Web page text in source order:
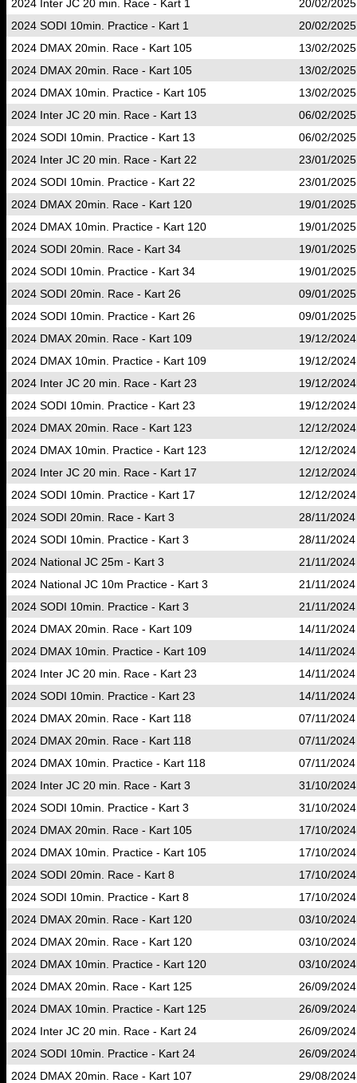
2024 Inter JC 20 min. Race - Kart 1
20/02/
2024 SODI 10min. Practice - Kart 1
20/02/
2024 DMAX 20min. Race - Kart 105
13/02/
2024 DMAX 20min. Race - Kart 105
13/02/
2024 DMAX 10min. Practice - Kart 105
13/02/
2024 Inter JC 20 min. Race - Kart 13
06/02/
2024 SODI 10min. Practice - Kart 13
06/02/
2024 Inter JC 20 min. Race - Kart 22
23/01/
2024 SODI 10min. Practice - Kart 22
23/01/
2024 DMAX 20min. Race - Kart 120
19/01/
2024 DMAX 10min. Practice - Kart 120
19/01/
2024 SODI 20min. Race - Kart 34
19/01/
2024 SODI 10min. Practice - Kart 34
19/01/
2024 SODI 20min. Race - Kart 26
09/01/
2024 SODI 10min. Practice - Kart 26
09/01/
2024 DMAX 20min. Race - Kart 109
19/12/
2024 DMAX 10min. Practice - Kart 109
19/12/
2024 Inter JC 20 min. Race - Kart 23
19/12/
2024 SODI 10min. Practice - Kart 23
19/12/
2024 DMAX 20min. Race - Kart 123
12/12/
2024 DMAX 10min. Practice - Kart 123
12/12/
2024 Inter JC 20 min. Race - Kart 17
12/12/
2024 SODI 10min. Practice - Kart 17
12/12/
2024 SODI 20min. Race - Kart 3
28/11/
2024 SODI 10min. Practice - Kart 3
28/11/
2024 National JC 25m - Kart 3
21/11/
2024 National JC 10m Practice - Kart 3
21/11/
2024 SODI 10min. Practice - Kart 3
21/11/
2024 DMAX 20min. Race - Kart 109
14/11/
2024 DMAX 10min. Practice - Kart 109
14/11/
2024 Inter JC 20 min. Race - Kart 23
14/11/
2024 SODI 10min. Practice - Kart 23
14/11/
2024 DMAX 20min. Race - Kart 118
07/11/
2024 DMAX 20min. Race - Kart 118
07/11/
2024 DMAX 10min. Practice - Kart 118
07/11/
2024 Inter JC 20 min. Race - Kart 3
31/10/
2024 SODI 10min. Practice - Kart 3
31/10/
2024 DMAX 20min. Race - Kart 105
17/10/
2024 DMAX 10min. Practice - Kart 105
17/10/
2024 SODI 20min. Race - Kart 8
17/10/
2024 SODI 10min. Practice - Kart 8
17/10/
2024 DMAX 20min. Race - Kart 120
03/10/
2024 DMAX 20min. Race - Kart 120
03/10/
2024 DMAX 10min. Practice - Kart 120
03/10/
2024 DMAX 20min. Race - Kart 125
26/09/
2024 DMAX 10min. Practice - Kart 125
26/09/
2024 Inter JC 20 min. Race - Kart 24
26/09/
2024 SODI 10min. Practice - Kart 24
26/09/
2024 DMAX 20min. Race - Kart 107
29/08/